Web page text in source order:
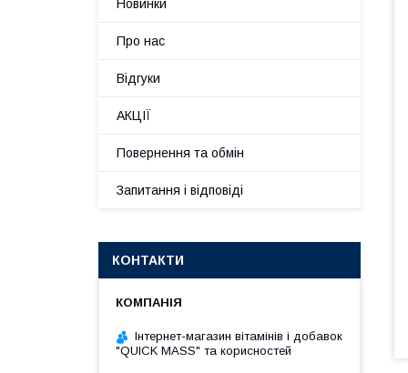
Новинки
Про нас
Відгуки
АКЦІЇ
Повернення та обмін
Запитання і відповіді
КОНТАКТИ
Інтернет-магазин вітамінів і добавок
"QUICK MASS" та корисностей